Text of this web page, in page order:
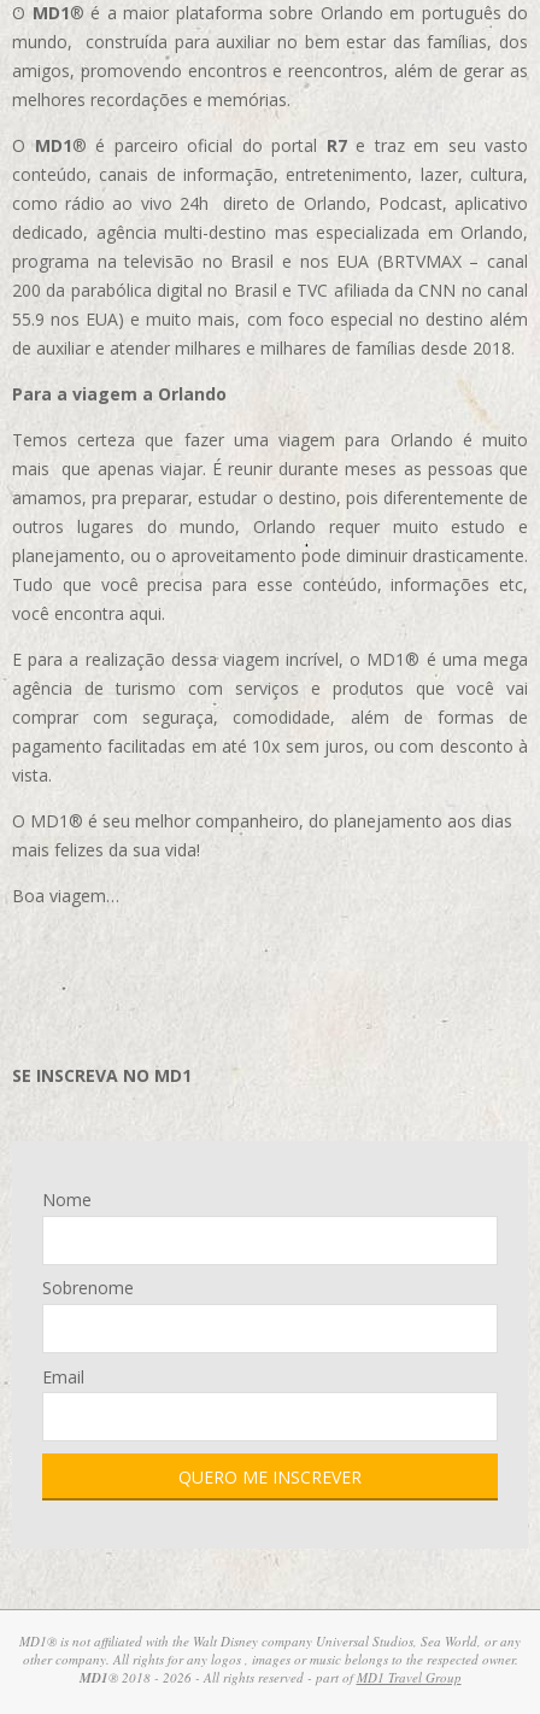
O MD1® é a maior plataforma sobre Orlando em português do
mundo, construída para auxiliar no bem estar das famílias, dos
amigos, promovendo encontros e reencontros, além de gerar as
melhores recordações e memórias.
OMD1® é parceiro oficial do portal R7e traz em seu vasto
conteúdo, canais de informação, entretenimento, lazer, cultura,
como rádio ao vivo 24h direto de Orlando, Podcast, aplicativo
dedicado, agência multi-destino mas especializada em Orlando,
programa na televisão no Brasil e nos EUA (BRTVMAX – canal
200 da parabólica digital no Brasil e TVC afiliada da CNN no canal
55.9 nos EUA) e muito mais, com foco especial no destino além
de auxiliar e atender milhares e milhares de famílias desde 2018.
Para a viagem a Orlando
Temos certeza que fazer uma viagem para Orlando é muito
mais que apenas viajar. É reunir durante meses as pessoas que
amamos, pra preparar, estudar o destino, pois diferentemente de
outros lugares do mundo, Orlando requer muito estudo e
planejamento, ou o aproveitamento pode diminuir drasticamente.
Tudo que você precisa para esse conteúdo, informações etc,
você encontra aqui.
E para a realização dessa viagem incrível, o MD1® é uma mega
agência de turismo com serviços e produtos que você vai
comprar com seguraça, comodidade, além de formas de
pagamento facilitadas em até 10x sem juros, ou com desconto à
vista.
O MD1® é seu melhor companheiro, do planejamento aos dias
mais felizes da sua vida!
Boa viagem…
SE INSCREVA NO MD1
Nome
Sobrenome
Email
MD1® is not affiliated with the Walt Disney company Universal Studios, Sea World, or any
other company. All rights for any logos , images or music belongs to the respected owner.
MD1® 2018 - 2026 - All rights reserved - part ofMD1 Travel Group